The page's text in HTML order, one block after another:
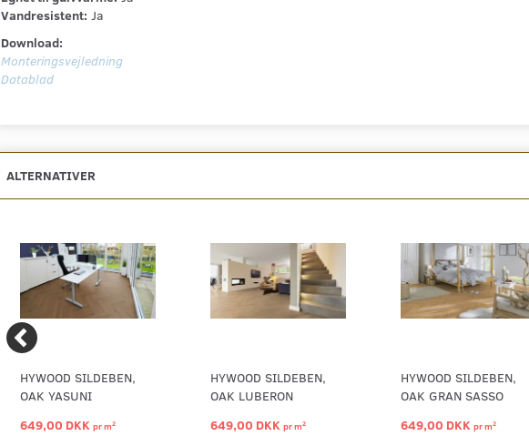
Vandresistent: Ja
Download:
Monteringsvejledning
Datablad
ALTERNATIVER
HYWOOD SILDEBEN,
OAK YASUNI
649,00 DKK prm2
HYWOOD SILDEBEN,
OAK LUBERON
649,00 DKK prm2
HYWOOD SILDEBEN,
OAK GRAN SASSO
649,00 DKK prm2